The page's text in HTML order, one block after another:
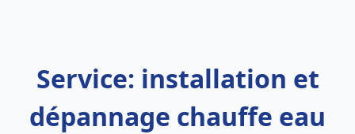
Service: installation et
dépannage chauffe eau